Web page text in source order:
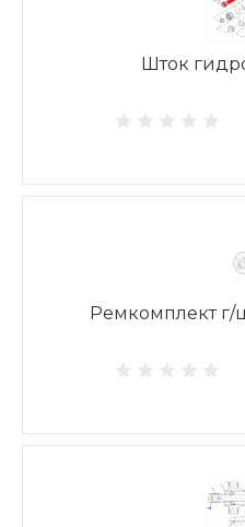
Шток
Ремкомплект г/